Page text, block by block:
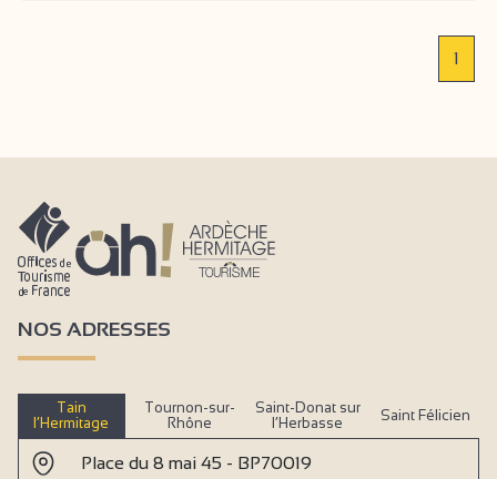
1
NOS ADRESSES
Tain
l’Hermitage
Tournon-sur-
Rhône
Saint-Donat sur
l’Herbasse
Saint Félicien
Place du 8 mai 45 - BP70019